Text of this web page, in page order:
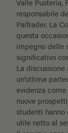
Valle Pusteria,
responsabile
Palfrader. La
questa
impegno delle
significativo
La discussione
un’ottima
evidenza
nuove
studenti hanno
utile netto al